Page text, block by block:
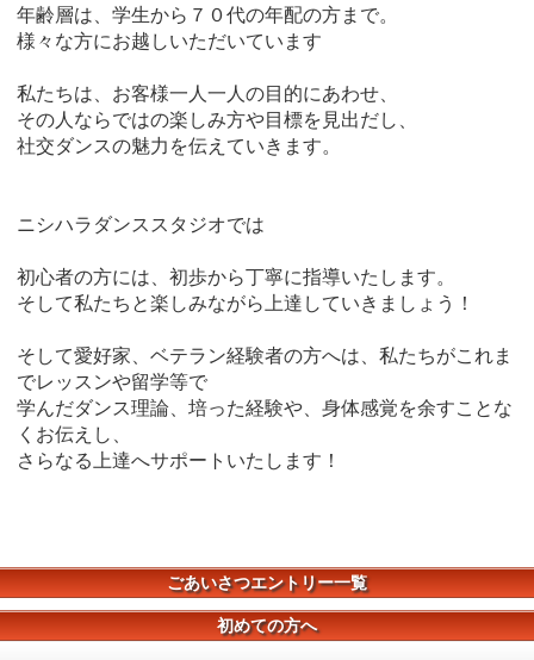
年齢層は、学生から７０代の年配の方まで。
様々な方にお越しいただいています
私たちは、お客様一人一人の目的にあわせ、
その人ならではの楽しみ方や目標を見出だし、
社交ダンスの魅力を伝えていきます。
ニシハラダンススタジオでは
初心者の方には、初歩から丁寧に指導いたします。
そして私たちと楽しみながら上達していきましょう！
そして愛好家、ベテラン経験者の方へは、私たちがこれま
でレッスンや留学等で
学んだダンス理論、培った経験や、身体感覚を余すことな
くお伝えし、
さらなる上達へサポートいたします！
ごあいさつエントリー一覧
初めての方へ